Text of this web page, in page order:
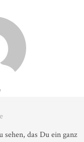
das Du ein ganz